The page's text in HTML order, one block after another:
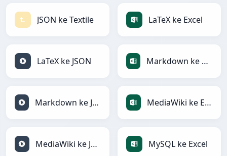
JSON ke Textile LaTeX ke Excel
LaTeX ke JSON Markdown ke Excel
Markdown ke JSON MediaWiki ke Excel
MediaWiki ke JSON MySQL ke Excel